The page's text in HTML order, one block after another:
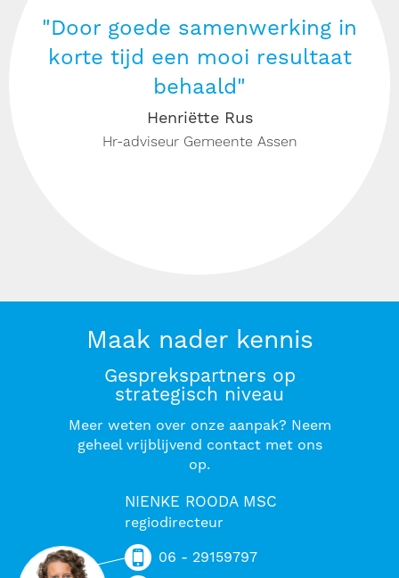
"Door goede samenwerking in
korte tijd een mooi resultaat
behaald"
Henriëtte Rus
Hr-adviseur Gemeente Assen
Maak nader kennis
Gesprekspartners op
strategisch niveau
Meer weten over onze aanpak? Neem
geheel vrijblijvend contact met ons
op.
NIENKE ROODA MSC
regiodirecteur
06 - 29159797